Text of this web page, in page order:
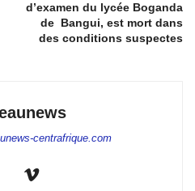
d’examen du lycée Boganda
de Bangui, est mort dans
des conditions suspectes
centrafrique.com